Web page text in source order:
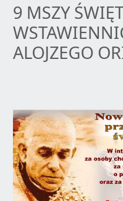
9 MSZY
ALOJZEGO